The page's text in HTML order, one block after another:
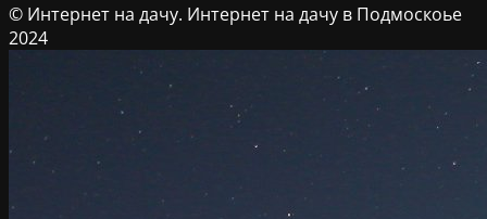
© Интернет на дачу. Интернет на дачу в Подмоскоье
2024